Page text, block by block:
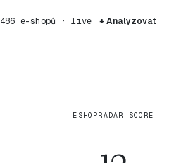
486 e-shopů · live + Analyzovat
ESHOPRADAR SCORE